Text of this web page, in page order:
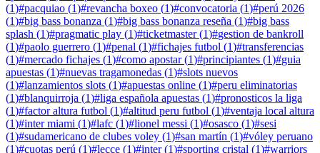
(1)#pacquiao (1)#revancha boxeo (1)#convocatoria (1)#perú 2026
(1)#big bass bonanza (1)#big bass bonanza reseña (1)#big bass
splash (1)#pragmatic play (1)#ticketmaster(1)#gestion de bankroll
(1)#paolo guerrero (1)#penal (1)#fichajes futbol (1)#transferencias
(1)#mercado fichajes (1)#como apostar(1)#principiantes (1)#guia
apuestas (1)#nuevas tragamonedas (1)#slots nuevos
(1)#lanzamientos slots (1)#apuestas online (1)#peru eliminatorias
(1)#blanquirroja (1)#liga española apuestas (1)#pronosticos la liga
(1)#factor altura futbol (1)#altitud peru futbol (1)#ventaja local altura
(1)#inter miami (1)#lafc (1)#lionel messi (1)#osasco (1)#sesi
(1)#sudamericano de clubes voley (1)#san martín (1)#vóley peruano
(1)#cuotas perú (1)#lecce (1)#inter(1)#sporting cristal (1)#warriors